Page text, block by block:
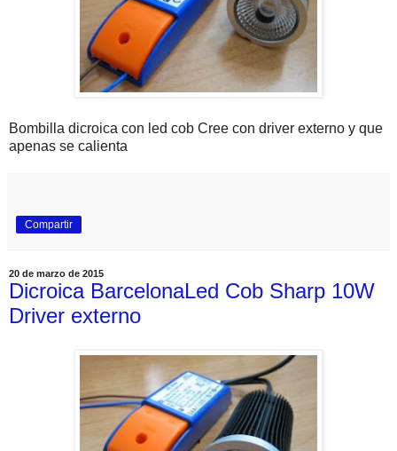
Bombilla dicroica con led cob Cree con driver externo y que
apenas se calienta
Compartir
20 de marzo de 2015
Dicroica BarcelonaLed Cob Sharp 10W
Driver externo